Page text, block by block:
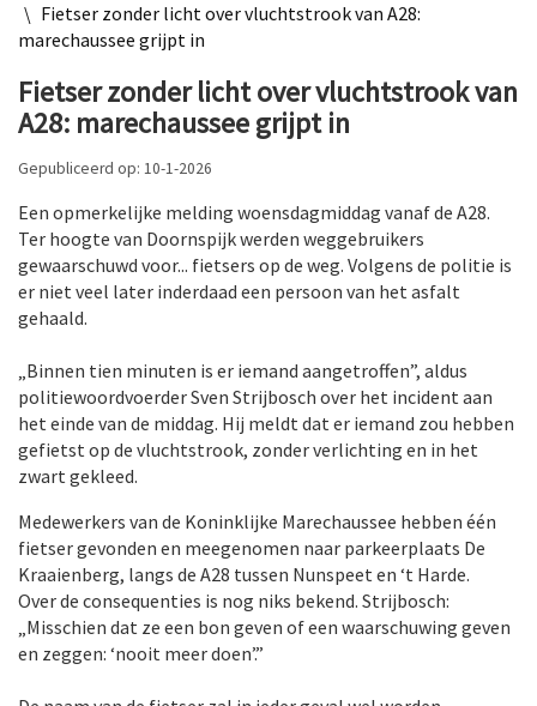
Fietser zonder licht over vluchtstrook van A28:
marechaussee grijpt in
Fietser zonder licht over vluchtstrook van
A28: marechaussee grijpt in
Gepubliceerd op: 10-1-2026
Een opmerkelijke melding woensdagmiddag vanaf de A28.
Ter hoogte van Doornspijk werden weggebruikers
gewaarschuwd voor... fietsers op de weg. Volgens de politie is
er niet veel later inderdaad een persoon van het asfalt
gehaald.
„Binnen tien minuten is er iemand aangetroffen”, aldus
politiewoordvoerder Sven Strijbosch over het incident aan
het einde van de middag. Hij meldt dat er iemand zou hebben
gefietst op de vluchtstrook, zonder verlichting en in het
zwart gekleed.
Medewerkers van de Koninklijke Marechaussee hebben één
fietser gevonden en meegenomen naar parkeerplaats De
Kraaienberg, langs de A28 tussen Nunspeet en ‘t Harde.
Over de consequenties is nog niks bekend. Strijbosch:
„Misschien dat ze een bon geven of een waarschuwing geven
en zeggen: ‘nooit meer doen’.”